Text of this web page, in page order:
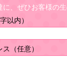
に、ぜひお客様の
以内）
（任意）